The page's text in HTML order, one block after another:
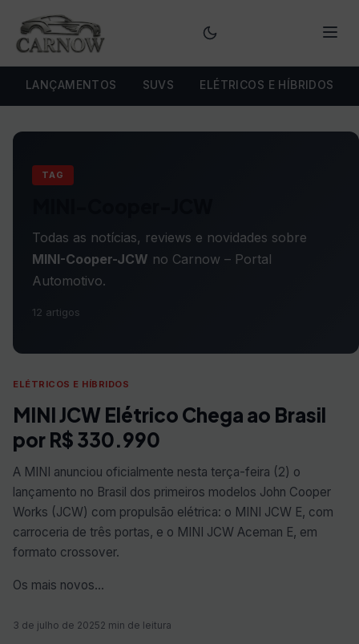
LANÇAMENTOS SUVS ELÉTRICOS E HÍBRIDOS
TAG
Todas as notícias, reviews e novidades sobre
MINI-Cooper-JCW no Carnow – Portal
Automotivo.
12 artigos
ELÉTRICOS E HÍBRIDOS
MINI JCW Elétrico Chega ao Brasil
por R$ 330.990
A MINI anunciou oficialmente nesta terça-feira (2) o
lançamento no Brasil dos primeiros modelos John Cooper
Works (JCW) com propulsão elétrica: o MINI JCW E, com
carroceria de três portas, e o MINI JCW Aceman E, em
formato crossover.
Os mais novos…
3 de julho de 20252 min de leitura